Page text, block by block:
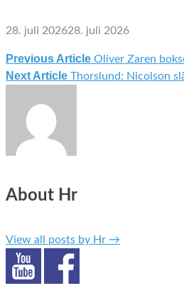
28. juli 202628. juli 2026
Previous Article Oliver Zaren
Next Article Thorslund: Nicolson
About Hr
View all posts by Hr →